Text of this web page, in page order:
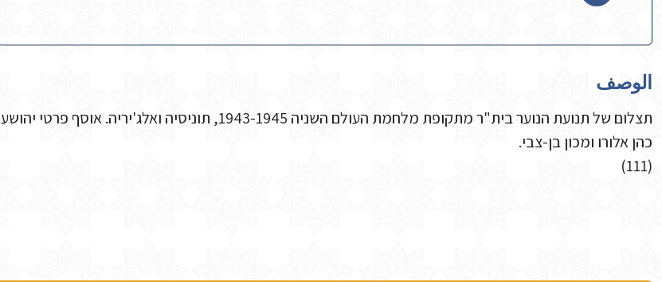
الوصف
תצלום של תנועת הנוער בית"ר מתקופת מלחמת העולם השניה 1943-1945, תוניסיה ואלג'יריה. אוסף פרטי יהושע
כהן אלורו ומכון בן-צבי.
(111)